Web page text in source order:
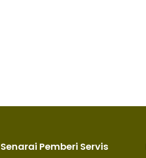
Senarai Pemberi Servis